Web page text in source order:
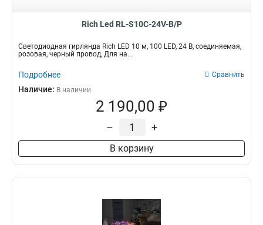
Rich Led RL-S10C-24V-B/P
Светодиодная гирлянда Rich LED 10 м, 100 LED, 24 В, соединяемая,
розовая, черный провод, Для на...
Подробнее Сравнить
Наличие: В наличии
2 190,00 ₽
– +
В корзину